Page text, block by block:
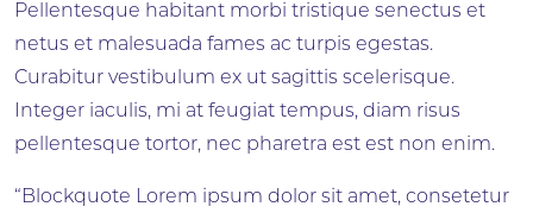
Pellentesque habitant morbi tristique senectus et
netus et malesuada fames ac turpis egestas.
Curabitur vestibulum ex ut sagittis scelerisque.
Integer iaculis, mi at feugiat tempus, diam risus
pellentesque tortor, nec pharetra est est non enim.
“Blockquote Lorem ipsum dolor sit amet, consetetur